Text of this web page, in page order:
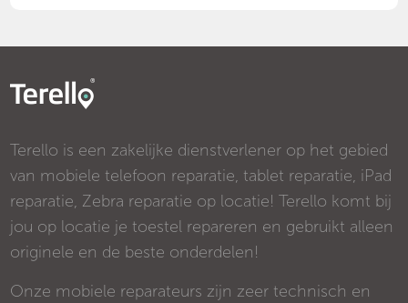
Terello is een zakelijke dienstverlener op het gebied
van mobiele telefoon reparatie, tablet reparatie, iPad
reparatie, Zebra reparatie op locatie! Terello komt bij
jou op locatie je toestel repareren en gebruikt alleen
originele en de beste onderdelen!
Onze mobiele reparateurs zijn zeer technisch en